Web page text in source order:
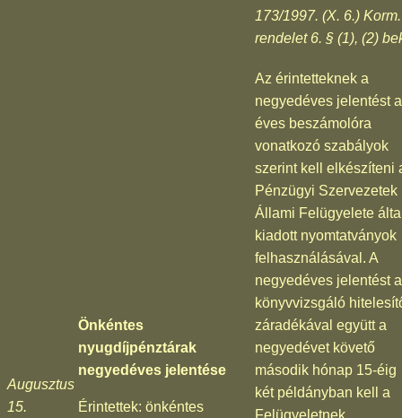
173/1997. (X. 6.) Korm.
rendelet 6. § (1), (2)
Augusztus
15.
Önkéntes
nyugdíjpénztárak
negyedéves jelentése
Érintettek: önkéntes
Az érintetteknek a
negyedéves jelentést
éves beszámolóra
vonatkozó szabályok
szerint kell elkészíteni
Pénzügyi Szervezetek
Állami Felügyelete
kiadott nyomtatványok
felhasználásával. A
negyedéves jelentést a
könyvvizsgáló
záradékával együtt a
negyedévet követő
második hónap 15-éig
két példányban kell a
Felügyeletnek